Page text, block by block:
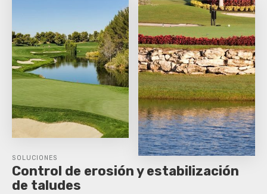
SOLUCIONES
Control de erosión y estabilización
de taludes